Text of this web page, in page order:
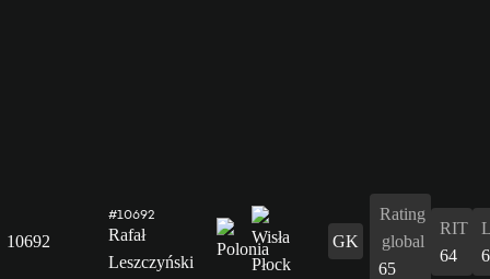
10692
#10692
Rafał
Leszczyński
GK
Rating
global
65
RIT
64